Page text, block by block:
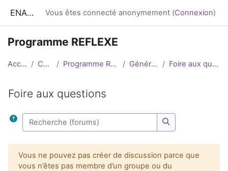
ENA CESS Vous êtes connecté anonymement (Connexion)
Programme REFLEXE
Accueil Cours Programme REFLEXE Généralités Foire aux questions
Foire aux questions
Recherche (forums)
Recherche
Vous ne pouvez pas créer de discussion parce que
vous n’êtes pas membre d’un groupe ou du